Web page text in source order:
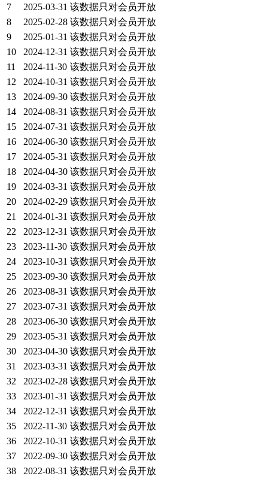
7
2025-03-31 该数据只对会员开放
8
2025-02-28 该数据只对会员开放
9
2025-01-31 该数据只对会员开放
10
2024-12-31 该数据只对会员开放
11
2024-11-30 该数据只对会员开放
12
2024-10-31 该数据只对会员开放
13
2024-09-30 该数据只对会员开放
14
2024-08-31 该数据只对会员开放
15
2024-07-31 该数据只对会员开放
16
2024-06-30 该数据只对会员开放
17
2024-05-31 该数据只对会员开放
18
2024-04-30 该数据只对会员开放
19
2024-03-31 该数据只对会员开放
20
2024-02-29 该数据只对会员开放
21
2024-01-31 该数据只对会员开放
22
2023-12-31 该数据只对会员开放
23
2023-11-30 该数据只对会员开放
24
2023-10-31 该数据只对会员开放
25
2023-09-30 该数据只对会员开放
26
2023-08-31 该数据只对会员开放
27
2023-07-31 该数据只对会员开放
28
2023-06-30 该数据只对会员开放
29
2023-05-31 该数据只对会员开放
30
2023-04-30 该数据只对会员开放
31
2023-03-31 该数据只对会员开放
32
2023-02-28 该数据只对会员开放
33
2023-01-31 该数据只对会员开放
34
2022-12-31 该数据只对会员开放
35
2022-11-30 该数据只对会员开放
36
2022-10-31 该数据只对会员开放
37
2022-09-30 该数据只对会员开放
38
2022-08-31 该数据只对会员开放